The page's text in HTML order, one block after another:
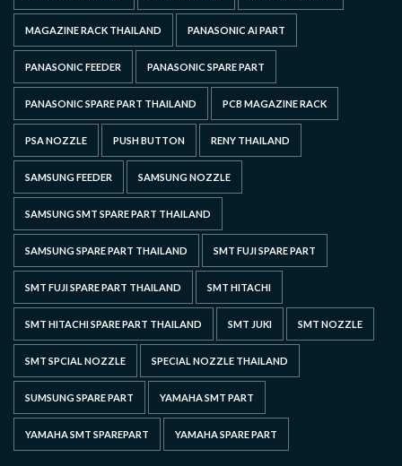
MAGAZINE RACK THAILAND PANASONIC AI PART
PANASONIC FEEDER PANASONIC SPARE PART
PANASONIC SPARE PART THAILAND PCB MAGAZINE RACK
PSA NOZZLE PUSH BUTTON RENY THAILAND
SAMSUNG FEEDER SAMSUNG NOZZLE
SAMSUNG SMT SPARE PART THAILAND
SAMSUNG SPARE PART THAILAND SMT FUJI SPARE PART
SMT FUJI SPARE PART THAILAND SMT HITACHI
SMT HITACHI SPARE PART THAILAND SMT JUKI SMT NOZZLE
SMT SPCIAL NOZZLE SPECIAL NOZZLE THAILAND
SUMSUNG SPARE PART YAMAHA SMT PART
YAMAHA SMT SPAREPART YAMAHA SPARE PART